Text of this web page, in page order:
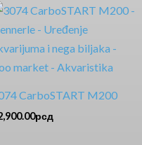
CarboSTART M200
рсд